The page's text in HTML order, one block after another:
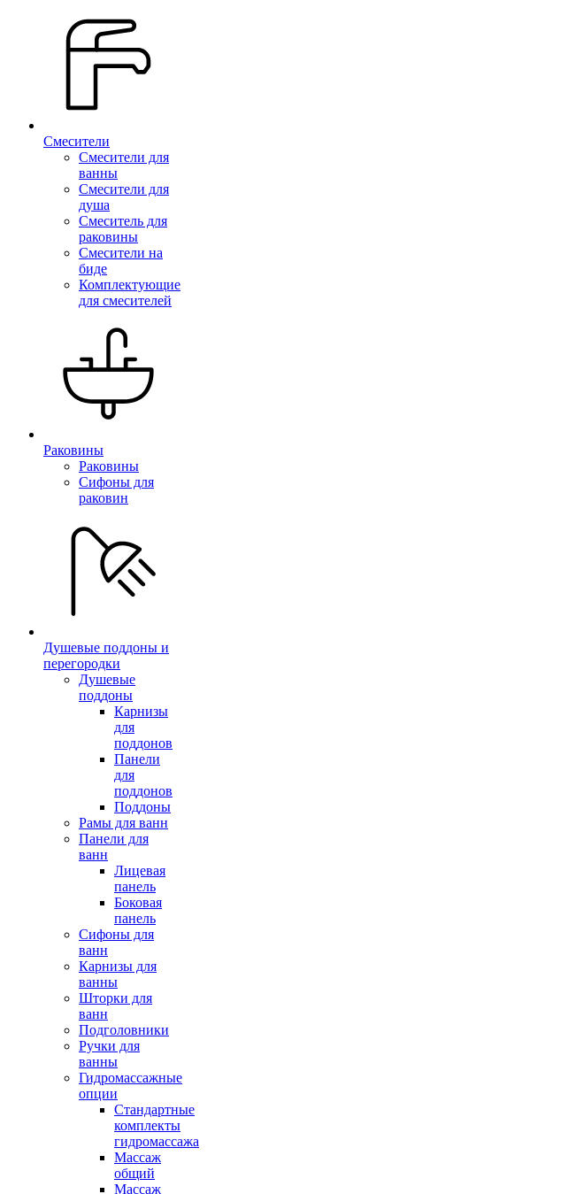
Смесители
Смесители для
ванны
Смесители для
душа
Смеситель для
раковины
Смесители на
биде
Комплектующие
для смесителей
Раковины
Раковины
Сифоны для
раковин
Душевые поддоны и
перегородки
Душевые
поддоны
Карнизы
для
поддонов
Панели
для
поддонов
Поддоны
Рамы для ванн
Панели для
ванн
Лицевая
панель
Боковая
панель
Сифоны для
ванн
Карнизы для
ванны
Шторки для
ванн
Подголовники
Ручки для
ванны
Гидромассажные
опции
Стандартные
комплекты
гидромассажа
Массаж
общий
Массаж